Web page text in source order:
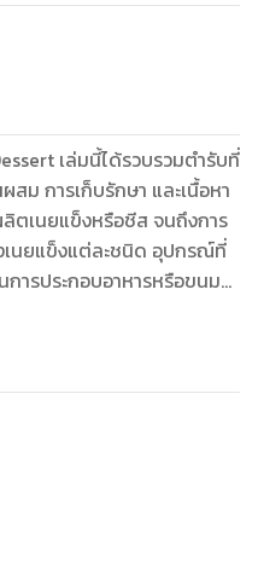
เล่มนี้ได้รวบรวมตํารับที่
ม การเก็บรักษา และเนื้อหา
ตเนยแข็งหรือชีส จนถึงการ
เนยแข็งแต่ละชนิด อุปกรณ์ที่
การประกอบอาหารหรือขนม
ลิตเป็นอาชีพเพื่อเสริมราย